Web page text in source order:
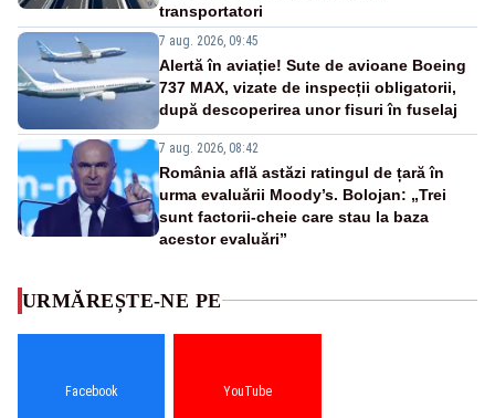
transportatori
7 aug. 2026, 09:45
Alertă în aviație! Sute de avioane Boeing
737 MAX, vizate de inspecții obligatorii,
după descoperirea unor fisuri în fuselaj
7 aug. 2026, 08:42
România află astăzi ratingul de țară în
urma evaluării Moody’s. Bolojan: „Trei
sunt factorii-cheie care stau la baza
acestor evaluări”
URMĂREȘTE-NE PE
Facebook YouTube